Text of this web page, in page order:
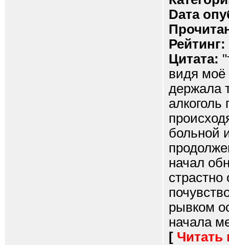
Dата
Рейтинг:
Цитата:
видя моё
держала
больной
начал
рывком
начала
[ Читать